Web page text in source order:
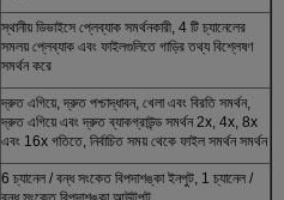
স্থানীয় ডিভাইসে প্লেব্যাক সমর্থনকারী, 4 টি চ্যানেলের
সমলয় প্লেব্যাক এবং ফাইলগুলিতে গাড়ির তথ্য বিশ্লেষণ
সমর্থন করে
দ্রুত এগিয়ে, দ্রুত পশ্চাদ্ধাবন, খেলা এবং বিরতি সমর্থন,
দ্রুত এগিয়ে এবং দ্রুত ব্যাকগ্রাউন্ড সমর্থন 2x, 4x, 8x
এবং 16x গতিতে, নির্বাচিত সময় থেকে ফাইল সমর্থন সমর্থন
6 চ্যানেল / বন্ধ সংকেত বিপদাশঙ্কা ইনপুট, 1 চ্যানেল /